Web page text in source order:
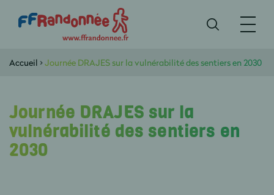
Accueil >Journée DRAJES sur la vulnérabilité des sentiers en 2030
Journée DRAJES sur la
vulnérabilité des sentiers en
2030